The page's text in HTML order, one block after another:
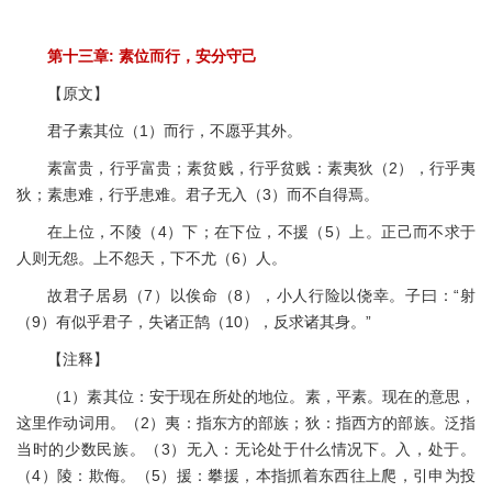
第十三章: 素位而行，安分守己
【原文】
君子素其位（1）而行，不愿乎其外。
素富贵，行乎富贵；素贫贱，行乎贫贱：素夷狄（2），行乎夷
狄；素患难，行乎患难。君子无入（3）而不自得焉。
在上位，不陵（4）下；在下位，不援（5）上。正己而不求于
人则无怨。上不怨天，下不尤（6）人。
故君子居易（7）以俟命（8），小人行险以侥幸。子曰：“射
（9）有似乎君子，失诸正鹄（10），反求诸其身。”
【注释】
（1）素其位：安于现在所处的地位。素，平素。现在的意思，
这里作动词用。（2）夷：指东方的部族；狄：指西方的部族。泛指
当时的少数民族。（3）无入：无论处于什么情况下。入，处于。
（4）陵：欺侮。（5）援：攀援，本指抓着东西往上爬，引申为投